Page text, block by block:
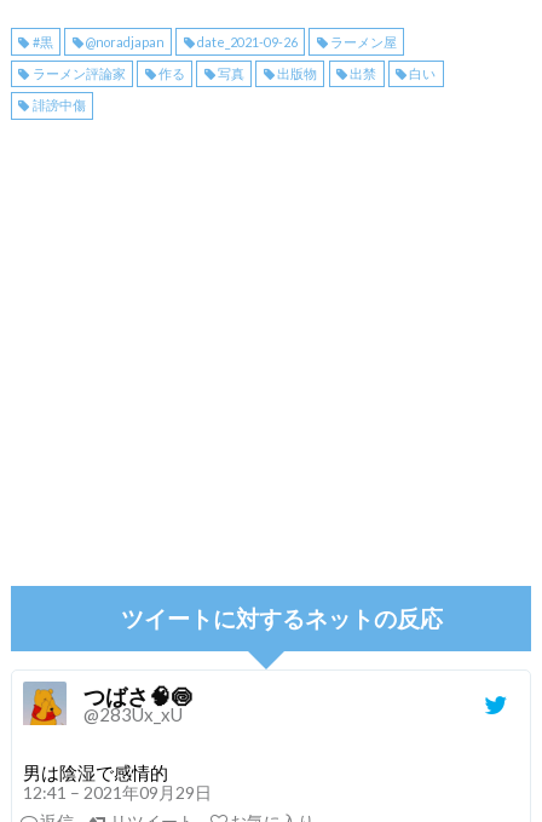
#黒 @noradjapan date_2021-09-26 ラーメン屋
ラーメン評論家 作る 写真 出版物 出禁 白い
誹謗中傷
ツイートに対するネットの反応
つばさ🧠🍥
@283Ux_xU
男は陰湿で感情的
12:41 – 2021年09月29日